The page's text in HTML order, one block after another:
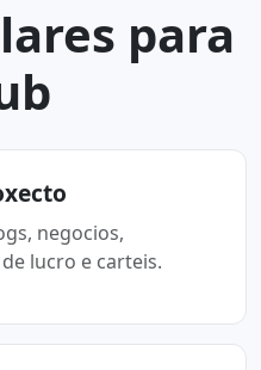
para
negocios,
lucro e carteis.